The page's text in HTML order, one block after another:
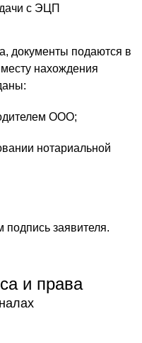
с ЭЦП
документы подаются в
нахождения
ООО;
нотариальной
заявителя.
и права